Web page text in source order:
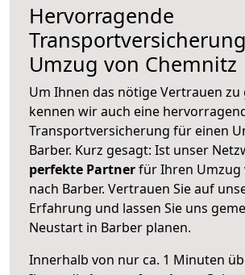
Hervorragende
Umzug von Chemnitz
Um Ihnen das nötige Vertrauen zu
kennen wir auch eine
Transportversicherung für einen
Barber. Kurz gesagt: Ist unser
perfekte Partnerfür Ihren Umzug
nach Barber. Vertrauen Sie auf
Erfahrung und lassen Sie uns
Neustart in Barber planen.
Innerhalb von nur ca. 1 Minuten